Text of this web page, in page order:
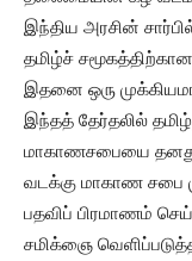
இந்திய அரசின்
தமிழ்ச்
இதனை ஒரு
இந்தத் தேர்தலில்
மாகாணசபையை
வடக்கு மாகாண சபை
பதவிப் பிரமாணம்
சமிக்ஞை